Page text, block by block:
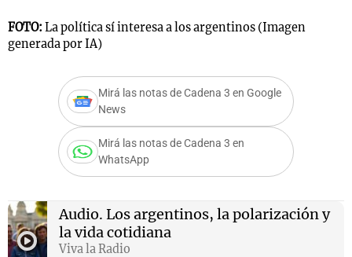
FOTO: La política sí interesa a los argentinos (Imagen
generada por IA)
Mirá las notas de Cadena 3 en Google
News
Mirá las notas de Cadena 3 en
WhatsApp
Audio. Los argentinos, la polarización y
la vida cotidiana
Viva la Radio